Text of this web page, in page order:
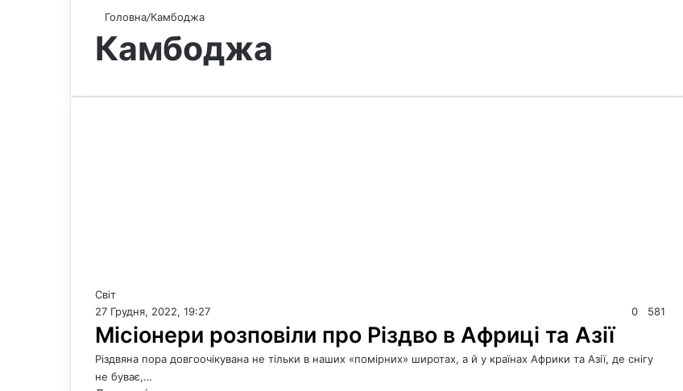
Головна/Камбоджа
Камбоджа
Світ
27 Грудня, 2022, 19:27
0 581
Місіонери розповіли про Різдво в Африці та Азії
Різдвяна пора довгоочікувана не тільки в наших «помірних» широтах, а й у країнах Африки та Азії, де снігу
не буває,…